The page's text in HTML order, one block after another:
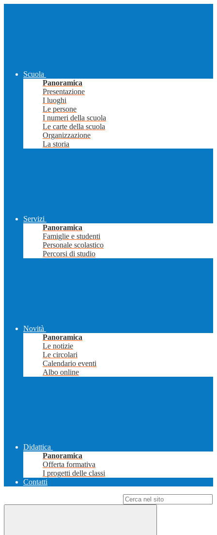
Scuola
Panoramica
Presentazione
I luoghi
Le persone
I numeri della scuola
Le carte della scuola
Organizzazione
La storia
Servizi
Panoramica
Famiglie e studenti
Personale scolastico
Percorsi di studio
Novità
Panoramica
Le notizie
Le circolari
Calendario eventi
Albo online
Didattica
Panoramica
Offerta formativa
I progetti delle classi
Contatti